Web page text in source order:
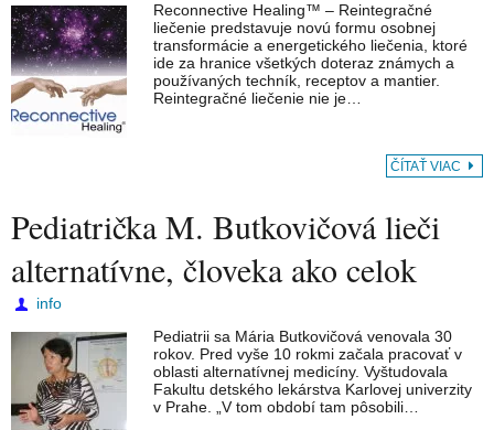
Reconnective Healing™ – Reintegračné
liečenie predstavuje novú formu osobnej
transformácie a energetického liečenia, ktoré
ide za hranice všetkých doteraz známych a
používaných techník, receptov a mantier.
Reintegračné liečenie nie je…
ČÍTAŤ VIAC
Pediatrička M. Butkovičová lieči
alternatívne, človeka ako celok
info
Pediatrii sa Mária Butkovičová venovala 30
rokov. Pred vyše 10 rokmi začala pracovať v
oblasti alternatívnej medicíny. Vyštudovala
Fakultu detského lekárstva Karlovej univerzity
v Prahe. „V tom období tam pôsobili…